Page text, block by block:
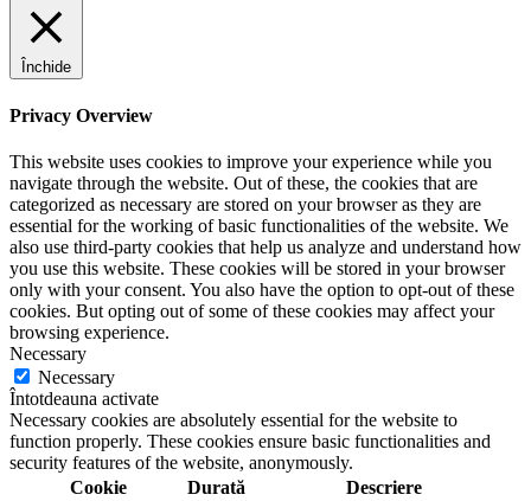
Închide
Privacy Overview
This website uses cookies to improve your experience while you
navigate through the website. Out of these, the cookies that are
categorized as necessary are stored on your browser as they are
essential for the working of basic functionalities of the website. We
also use third-party cookies that help us analyze and understand how
you use this website. These cookies will be stored in your browser
only with your consent. You also have the option to opt-out of these
cookies. But opting out of some of these cookies may affect your
browsing experience.
Necessary
Necessary
Întotdeauna activate
Necessary cookies are absolutely essential for the website to
function properly. These cookies ensure basic functionalities and
security features of the website, anonymously.
Cookie
Durată Descriere